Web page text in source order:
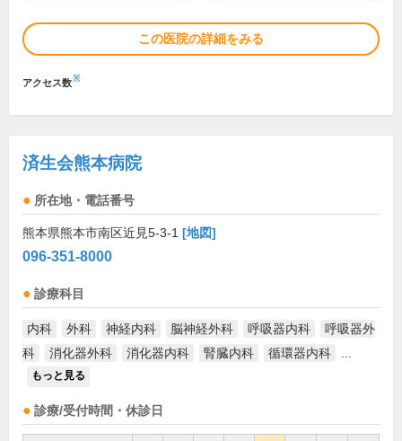
この医院の詳細をみる
アクセス数※
済生会熊本病院
所在地・電話番号
熊本県熊本市南区近見5-3-1 [地図]
096-351-8000
診療科目
内科 外科 神経内科 脳神経外科 呼吸器内科
呼吸器外
科
消化器外科 消化器内科 腎臓内科 循環器内科
もっと見る
診療/受付時間・休診日